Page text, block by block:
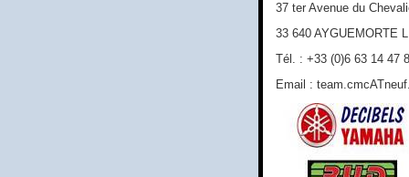
37 ter Avenue du
33 640 AYGUEMORTE
Tél. : +33 (0)6 63 14 47
Email :